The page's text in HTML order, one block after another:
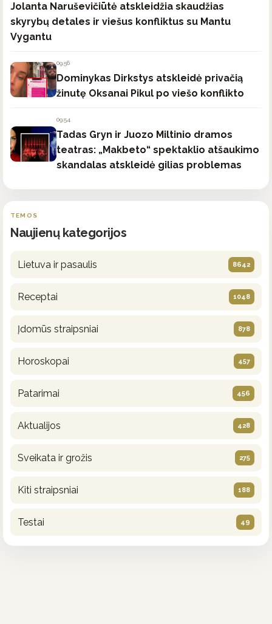
Jolanta Naruševičiūtė atskleidžia skaudžias
skyrybų detales ir viešus konfliktus su Mantu
Vygantu
09:56
Dominykas Dirkstys atskleidė privačią
žinutę Oksanai Pikul po viešo konflikto
09:54
Tadas Gryn ir Juozo Miltinio dramos
teatras: „Makbeto“ spektaklio atšaukimo
skandalas atskleidė gilias problemas
TEMOS
Naujienų kategorijos
Lietuva ir pasaulis 8642
Receptai 1048
Įdomūs straipsniai 878
Horoskopai 457
Patarimai 456
Aktualijos 428
Sveikata ir grožis 275
Kiti straipsniai 188
Testai 49